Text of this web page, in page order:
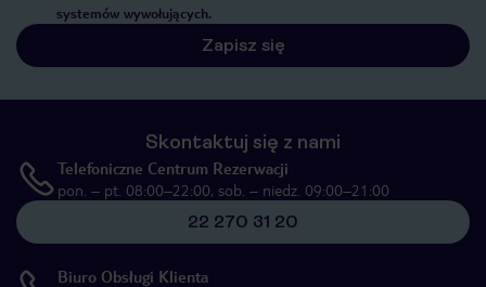
systemów wywołujących.
Zapisz się
Skontaktuj się z nami
Telefoniczne Centrum Rezerwacji
pon. – pt. 08:00–22:00, sob. – niedz. 09:00–21:00
22 270 31 20
Biuro Obsługi Klienta